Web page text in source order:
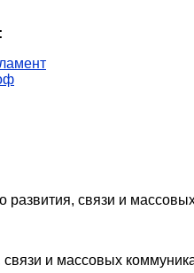
развития, связи и
связи и массовых